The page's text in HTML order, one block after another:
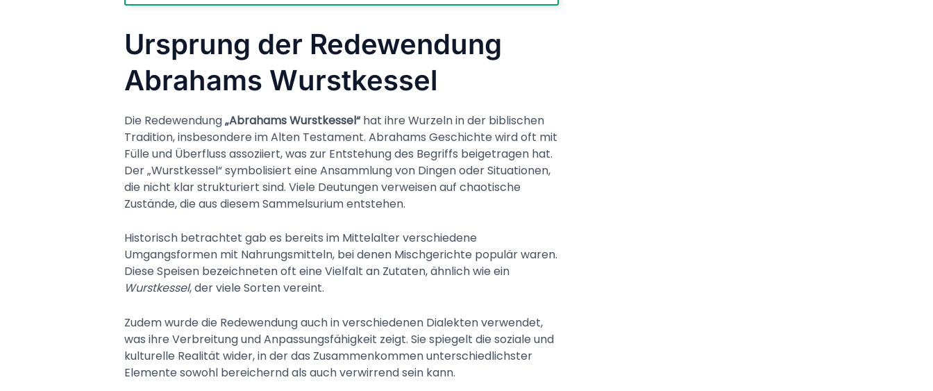
Ursprung der Redewendung
Abrahams Wurstkessel
Die Redewendung„Abrahams Wurstkessel“hat ihre Wurzeln in der biblischen
Tradition, insbesondere im Alten Testament. Abrahams Geschichte wird oft mit
Fülle und Überfluss assoziiert, was zur Entstehung des Begriffs beigetragen hat.
Der „Wurstkessel“ symbolisiert eine Ansammlung von Dingen oder Situationen,
die nicht klar strukturiert sind. Viele Deutungen verweisen auf chaotische
Zustände, die aus diesem Sammelsurium entstehen.
Historisch betrachtet gab es bereits im Mittelalter verschiedene
Umgangsformen mit Nahrungsmitteln, bei denen Mischgerichte populär waren.
Diese Speisen bezeichneten oft eine Vielfalt an Zutaten, ähnlich wie ein
Wurstkessel, der viele Sorten vereint.
Zudem wurde die Redewendung auch in verschiedenen Dialekten verwendet,
was ihre Verbreitung und Anpassungsfähigkeit zeigt. Sie spiegelt die soziale und
kulturelle Realität wider, in der das Zusammenkommen unterschiedlichster
Elemente sowohl bereichernd als auch verwirrend sein kann.